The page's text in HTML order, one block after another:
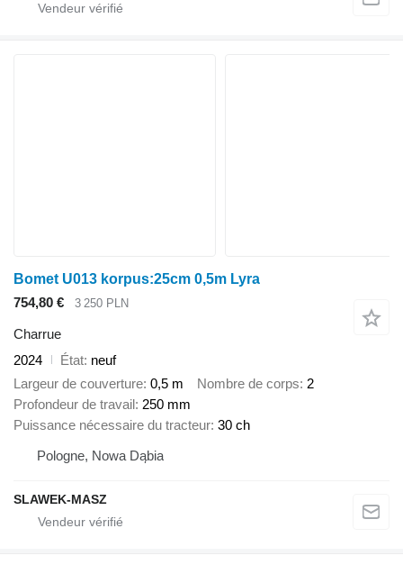
Bomet U013 korpus:25cm 0,5m Lyra
754,80 €
3 250 PLN
Charrue
2024
État neuf
Largeur de couverture 0,5 m Nombre de corps 2
Profondeur de travail 250 mm
Puissance nécessaire du tracteur 30 ch
Pologne, Nowa Dąbia
SLAWEK-MASZ